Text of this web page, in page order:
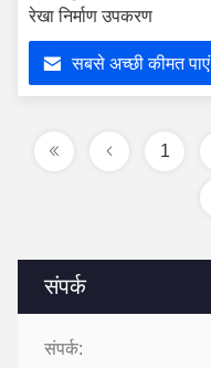
संपर्क
संपर्क:
रेखा निर्माण उपकरण
सबसे अच्छी कीमत पाएं
1